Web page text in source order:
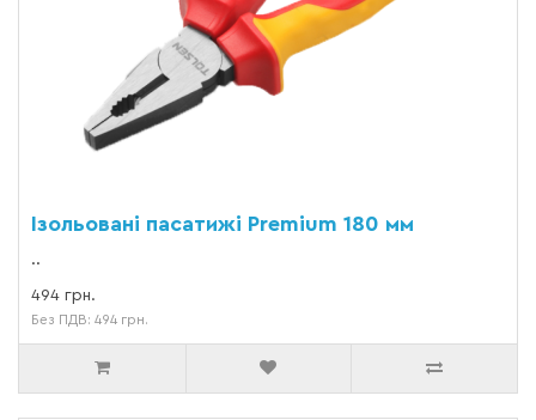
Ізольовані пасатижі Premium 180 мм
..
494 грн.
Без ПДВ: 494 грн.